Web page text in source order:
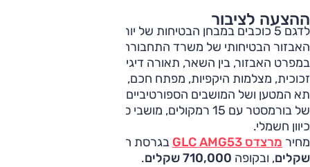
ההצעה לציבור
האבזור הבטיחותי של משרד התחבורה הציון שלו הוא 8 מתוך 8.
זכוכית, מצלמות היקפיות, מפתח חכם, תפעול חשמלי של דלת
תא המטען ושל המושבים הספורטיביים הקדמיים, מערכת שמע
של בורמסטר עם 15 רמקולים, מושבי ספורט קדמיים עם תפעול
כיוון חשמלי.
מחיר מרצדס GLC AMG53 בגרסת המרכב הרגילה
שקלים, ובקופה 710,000 שקלים .